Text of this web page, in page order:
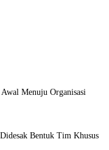
Menuju Organisasi
Bentuk Tim Khusus